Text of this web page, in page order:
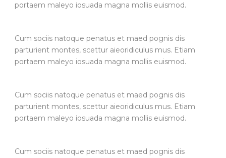
portaem maleyo iosuada magna mollis euismod.
Cum sociis natoque penatus et maed pognis dis
parturient montes, scettur aieoridiculus mus. Etiam
portaem maleyo iosuada magna mollis euismod.
Cum sociis natoque penatus et maed pognis dis
parturient montes, scettur aieoridiculus mus. Etiam
portaem maleyo iosuada magna mollis euismod.
Cum sociis natoque penatus et maed pognis dis